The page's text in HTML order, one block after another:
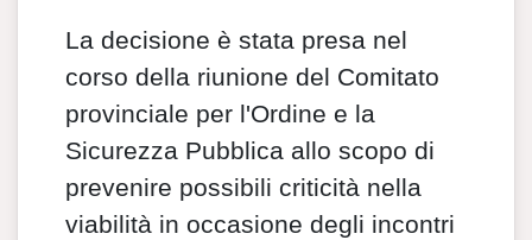
La decisione è stata presa nel
corso della riunione del Comitato
provinciale per l'Ordine e la
Sicurezza Pubblica allo scopo di
prevenire possibili criticità nella
viabilità in occasione degli incontri